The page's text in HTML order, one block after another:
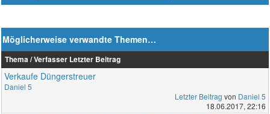
Möglicherweise verwandte Themen…
Thema / Verfasser Letzter Beitrag
Verkaufe Düngerstreuer
Daniel 5
Letzter Beitrag von Daniel 5
18.06.2017, 22:16